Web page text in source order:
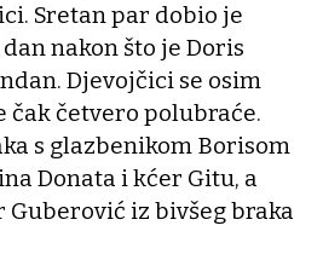
Sretan par dobio je
nakon što je Doris
Djevojčici se osim
čak četvero polubraće.
s glazbenikom Borisom
Donata i kćer Gitu, a
Guberović iz bivšeg braka